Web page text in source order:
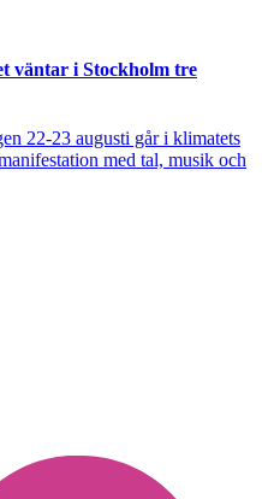
väntar i Stockholm tre
22-23 augusti går i klimatets
med tal, musik och